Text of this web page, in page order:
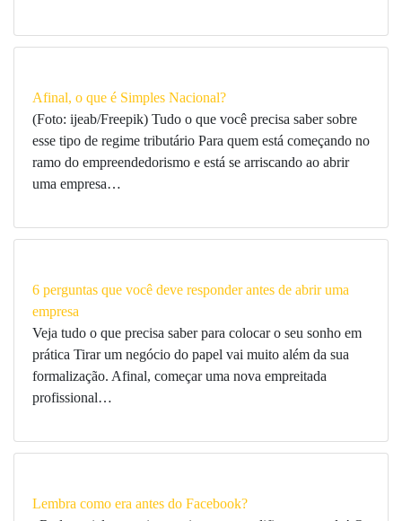
Afinal, o que é Simples Nacional?
(Foto: ijeab/Freepik) Tudo o que você precisa saber sobre
esse tipo de regime tributário Para quem está começando no
ramo do empreendedorismo e está se arriscando ao abrir
uma empresa…
6 perguntas que você deve responder antes de abrir uma
empresa
Veja tudo o que precisa saber para colocar o seu sonho em
prática Tirar um negócio do papel vai muito além da sua
formalização. Afinal, começar uma nova empreitada
profissional…
Lembra como era antes do Facebook?